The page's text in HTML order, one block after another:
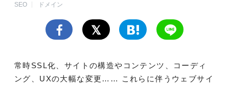
SEO
ドメイン
常時SSL化、サイトの構造やコンテンツ、コーディ
ング、UXの大幅な変更…… これらに伴うウェブサイ